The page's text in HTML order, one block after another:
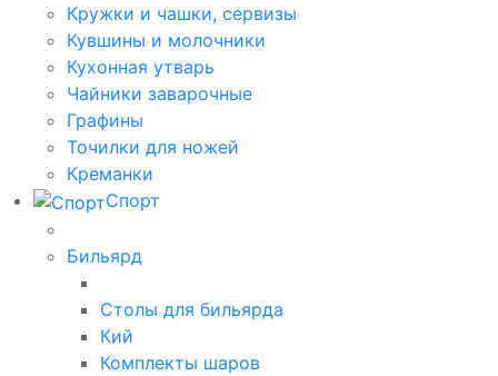
Кружки и чашки, сервизы
Кувшины и молочники
Кухонная утварь
Чайники заварочные
Графины
Точилки для ножей
Креманки
Спорт
Бильярд
Столы для бильярда
Кий
Комплекты шаров